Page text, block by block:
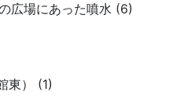
広場にあった噴水 (6)
東） (1)